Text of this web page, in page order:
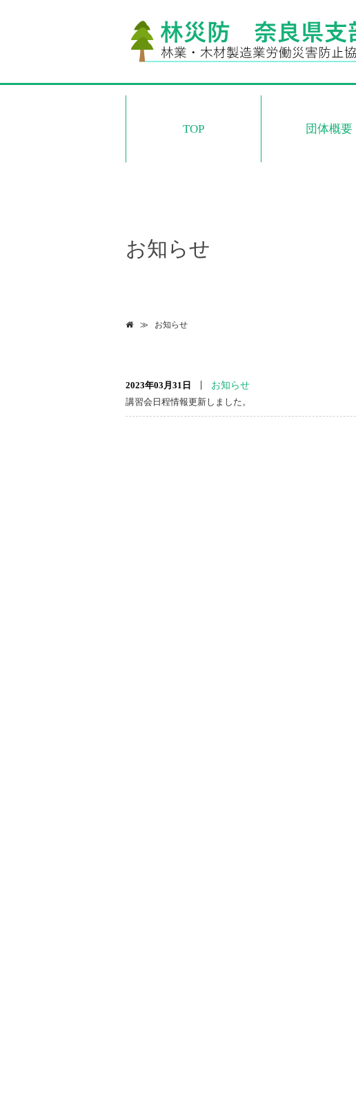
TOP 団体概要
お知らせ
お知らせ
2023年03月31日
お知らせ
講習会日程情報更新しました。